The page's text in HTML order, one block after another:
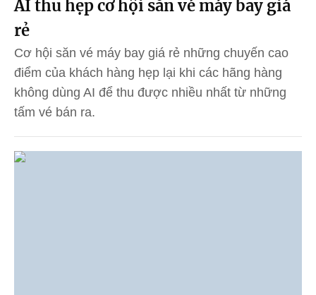
AI thu hẹp cơ hội săn vé máy bay giá
rẻ
Cơ hội săn vé máy bay giá rẻ những chuyến cao
điểm của khách hàng hẹp lại khi các hãng hàng
không dùng AI để thu được nhiều nhất từ những
tấm vé bán ra.